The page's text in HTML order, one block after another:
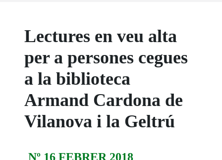
Lectures en veu alta
per a persones cegues
a la biblioteca
Armand Cardona de
Vilanova i la Geltrú
Nº 16 FEBRER 2018